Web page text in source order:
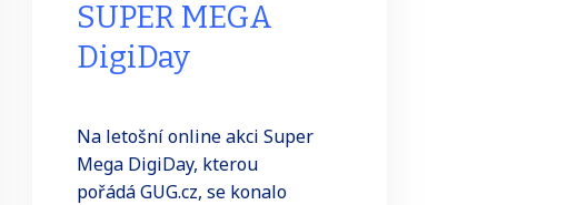
SUPER MEGA
DigiDay
Na letošní online akci Super
Mega DigiDay, kterou
pořádá GUG.cz, se konalo